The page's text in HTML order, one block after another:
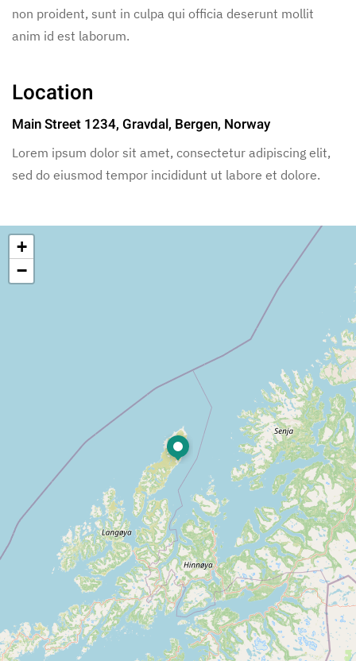
non proident, sunt in culpa qui officia deserunt mollit
anim id est laborum.
Location
Main Street 1234, Gravdal, Bergen, Norway
Lorem ipsum dolor sit amet, consectetur adipiscing elit,
sed do eiusmod tempor incididunt ut labore et dolore.
+
−